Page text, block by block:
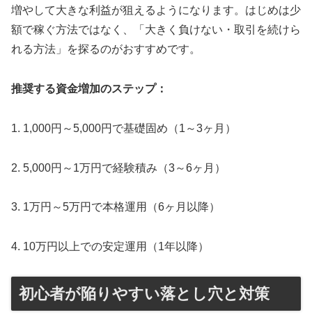
増やして大きな利益が狙えるようになります。はじめは少
額で稼ぐ方法ではなく、「大きく負けない・取引を続けら
れる方法」を探るのがおすすめです。
推奨する資金増加のステップ：
1. 1,000円～5,000円で基礎固め（1～3ヶ月）
2. 5,000円～1万円で経験積み（3～6ヶ月）
3. 1万円～5万円で本格運用（6ヶ月以降）
4. 10万円以上での安定運用（1年以降）
初心者が陥りやすい落とし穴と対策